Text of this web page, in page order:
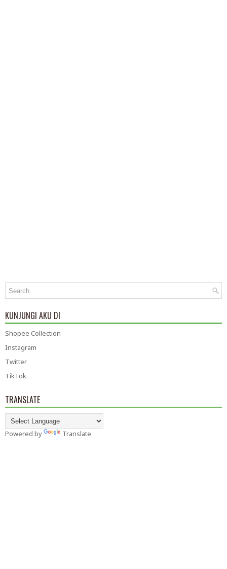
KUNJUNGI AKU DI
Shopee Collection
Instagram
Twitter
TikTok
TRANSLATE
Powered by Translate